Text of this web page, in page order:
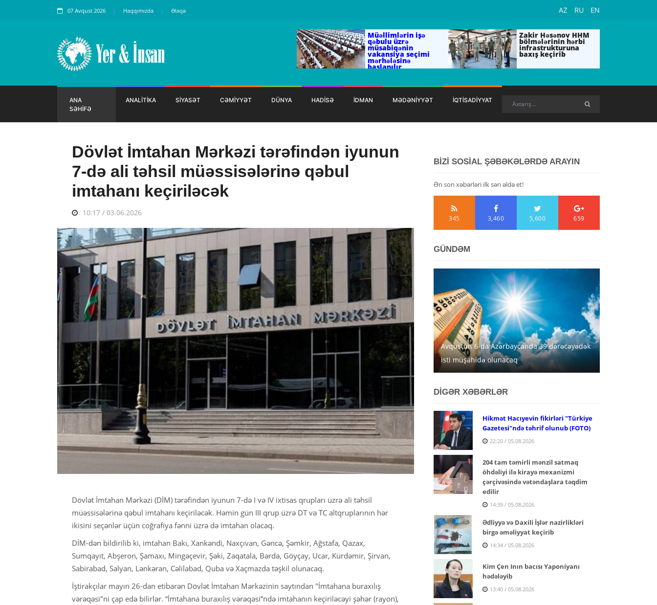
07 Avqust 2026 Haqqımızda Əlaqə AZ RU EN
Müəllimlərin işə
qəbulu üzrə
müsabiqənin
vakansiya seçimi
mərhələsinə
başlanılır
Zakir Həsənov HHM
bölmələrinin hərbi
infrastrukturuna
baxış keçirib
ANA
SƏHİFƏ
ANALİTİKA SİYASƏT CƏMİYYƏT DÜNYA HADİSƏ İDMAN MƏDƏNİYYƏT İQTİSADİYYAT
Dövlət İmtahan Mərkəzi tərəfindən iyunun
7-də ali təhsil müəssisələrinə qəbul
imtahanı keçiriləcək
10:17 / 03.06.2026
Dövlət İmtahan Mərkəzi (DİM) tərəfindən iyunun 7-də I və IV ixtisas qrupları üzrə ali təhsil
müəssisələrinə qəbul imtahanı keçiriləcək. Həmin gün III qrup üzrə DT və TC altqruplarının hər
ikisini seçənlər üçün coğrafiya fənni üzrə də imtahan olacaq.
DİM-dən bildirilib ki, imtahan Bakı, Xankəndi, Naxçıvan, Gəncə, Şəmkir, Ağstafa, Qazax,
Sumqayıt, Abşeron, Şamaxı, Mingəçevir, Şəki, Zaqatala, Bərdə, Göyçay, Ucar, Kürdəmir, Şirvan,
Sabirabad, Salyan, Lənkəran, Cəlilabad, Quba və Xaçmazda təşkil olunacaq.
İştirakçılar mayın 26-dan etibarən Dövlət İmtahan Mərkəzinin saytından "İmtahana buraxılış
vərəqəsi"ni çap edə bilirlər. “İmtahana buraxılış vərəqəsi”ndə imtahanın keçiriləcəyi şəhər (rayon),
BİZİ SOSİAL ŞƏBƏKƏLƏRDƏ ARAYIN
Ən son xəbərləri ilk sən əldə et!
345 3,460 5,600 659
GÜNDƏM
Avqustun 6-da Azərbaycanda 39 dərəcəyədək
isti müşahidə olunacaq
DİGƏR XƏBƏRLƏR
Hikmət Hacıyevin fikirləri "Türkiye
Gazetesi"ndə təhrif olunub (FOTO)
22:20 / 05.08.2026
204 tam təmirli mənzil satmaq
öhdəliyi ilə kirayə mexanizmi
çərçivəsində vətəndaşlara təqdim
edilir
14:39 / 05.08.2026
Ədliyyə və Daxili İşlər nazirlikləri
birgə əməliyyat keçirib
14:34 / 05.08.2026
Kim Çen Inın bacısı Yaponiyanı
hədələyib
13:40 / 05.08.2026